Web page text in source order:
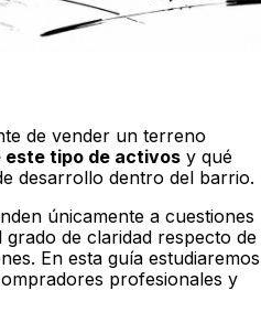
de vender un terreno
este tipo de activos y qué
desarrollo dentro del barrio.
únicamente a cuestiones
de claridad respecto de
En esta guía estudiaremos
profesionales y